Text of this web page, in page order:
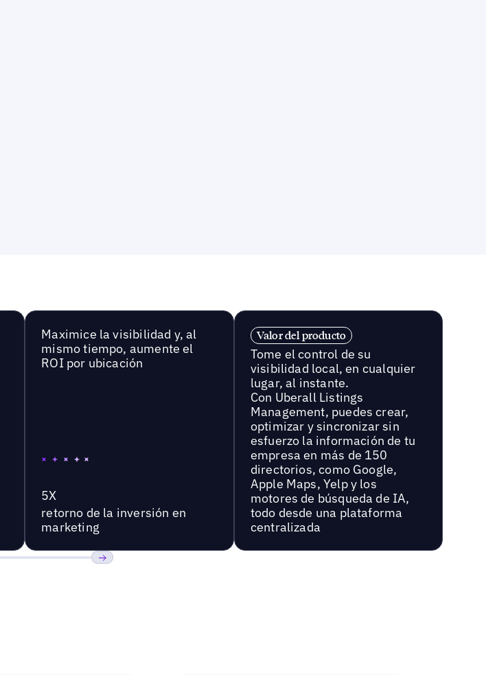
Maximice la visibilidad y, al
mismo tiempo, aumente el
ROI por ubicación
5X
retorno de la inversión en
marketing
Valor del producto
Tome el control de su
visibilidad local, en cualquier
lugar, al instante.
Con Uberall Listings
Management, puedes crear,
optimizar y sincronizar sin
esfuerzo la información de tu
empresa en más de 150
directorios, como Google,
Apple Maps, Yelp y los
motores de búsqueda de IA,
todo desde una plataforma
centralizada